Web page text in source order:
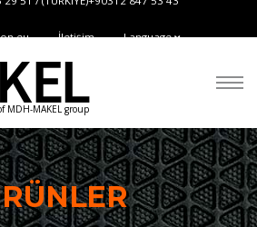
İletişim Language
MDH-MAKEL group